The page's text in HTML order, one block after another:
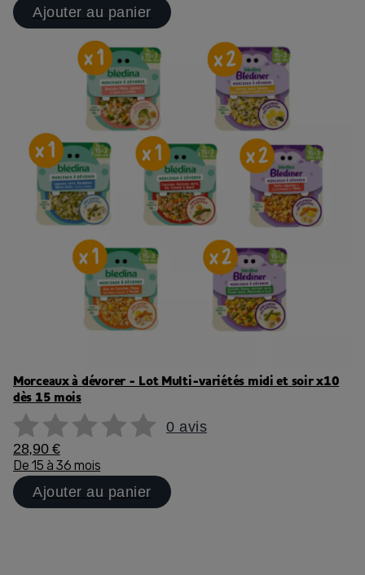
Ajouter au panier
Morceaux à dévorer - Lot Multi-variétés midi et soir x10
dès 15 mois
0 avis
28,90 €
De 15 à 36 mois
Ajouter au panier